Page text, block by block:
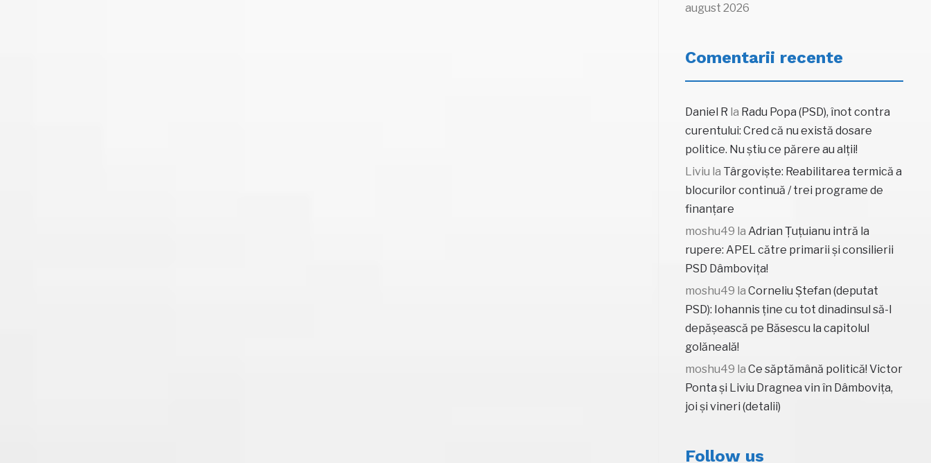
august 2026
Comentarii recente
Daniel R la Radu Popa (PSD), înot contra
curentului: Cred că nu există dosare
politice. Nu știu ce părere au alții!
Liviu la Târgoviște: Reabilitarea termică a
blocurilor continuă / trei programe de
finanțare
moshu49 la Adrian Țuțuianu intră la
rupere: APEL către primarii și consilierii
PSD Dâmbovița!
moshu49 la Corneliu Ștefan (deputat
PSD): Iohannis ține cu tot dinadinsul să-l
depășească pe Băsescu la capitolul
golăneală!
moshu49 la Ce săptămână politică! Victor
Ponta și Liviu Dragnea vin în Dâmbovița,
joi și vineri (detalii)
Follow us